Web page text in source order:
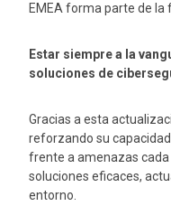
EMEA forma parte de la
Estar siempre a la
soluciones de
Gracias a esta
reforzando su
frente a amenazas
soluciones eficaces,
entorno.